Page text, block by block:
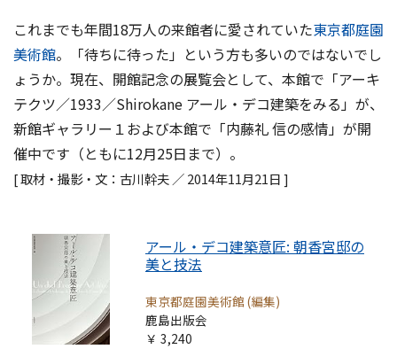
これまでも年間18万人の来館者に愛されていた東京都庭園
美術館。「待ちに待った」という方も多いのではないでし
ょうか。現在、開館記念の展覧会として、本館で「アーキ
テクツ／1933／Shirokane アール・デコ建築をみる」が、
新館ギャラリー１および本館で「内藤礼 信の感情」が開
催中です（ともに12月25日まで）。
[ 取材・撮影・文：古川幹夫 ／ 2014年11月21日 ]
アール・デコ建築意匠: 朝香宮邸の
美と技法
東京都庭園美術館 (編集)
鹿島出版会
￥ 3,240